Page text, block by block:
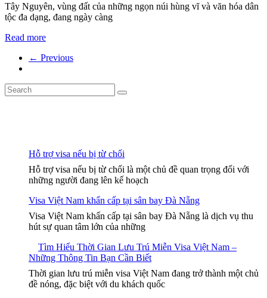
Tây Nguyên, vùng đất của những ngọn núi hùng vĩ và văn hóa dân
tộc đa dạng, đang ngày càng
Read more
← Previous
Hỗ trợ visa nếu bị từ chối
Hỗ trợ visa nếu bị từ chối là một chủ đề quan trọng đối với
những người đang lên kế hoạch
Visa Việt Nam khẩn cấp tại sân bay Đà Nẵng
Visa Việt Nam khẩn cấp tại sân bay Đà Nẵng là dịch vụ thu
hút sự quan tâm lớn của những
Tìm Hiểu Thời Gian Lưu Trú Miễn Visa Việt Nam –
Những Thông Tin Bạn Cần Biết
Thời gian lưu trú miễn visa Việt Nam đang trở thành một chủ
đề nóng, đặc biệt với du khách quốc